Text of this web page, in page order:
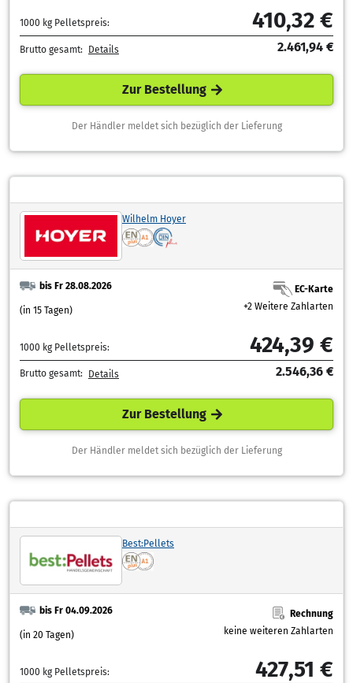
1000 kg Pelletspreis: 410,32 €
Brutto gesamt: Details 2.461,94 €
Zur Bestellung
Der Händler meldet sich bezüglich der Lieferung
Wilhelm Hoyer
bis Fr 28.08.2026
(in 15 Tagen)
EC-Karte
+2 Weitere Zahlarten
1000 kg Pelletspreis: 424,39 €
Brutto gesamt: Details 2.546,36 €
Zur Bestellung
Der Händler meldet sich bezüglich der Lieferung
Best:Pellets
bis Fr 04.09.2026
(in 20 Tagen)
Rechnung
keine weiteren Zahlarten
1000 kg Pelletspreis: 427,51 €